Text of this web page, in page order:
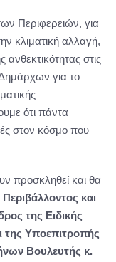
Περιφερειών, για
κλιματική αλλαγή,
ανθεκτικότητας στις
για το
ότι πάντα
στον κόσμο που
προσκληθεί και θα
και
της Ειδικής
της Υποεπιτροπής
Βουλευτής κ.